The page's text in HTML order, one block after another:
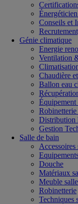
Conseils et
Génie climatique
Energie
Ventilation
Chaudière
Ballon eau
Équipement
Distribution
Gestion
Salle de bain
Accessoires
Douche
Matériaux
Meuble
Robinetterie
Techniques